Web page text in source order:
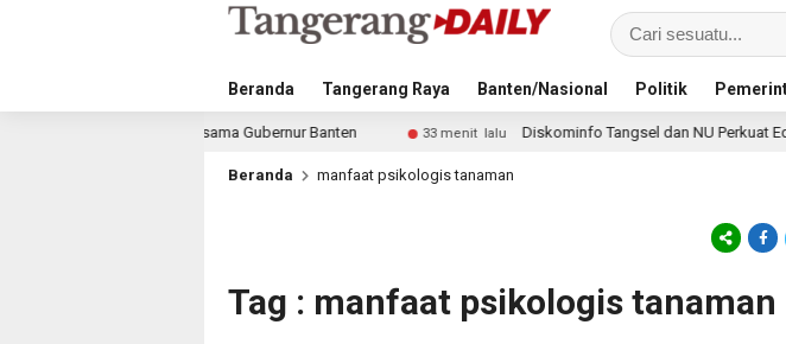
Beranda Tangerang Raya Banten/Nasional Politik
Gratis Bersama Gubernur Banten 33 menit lalu Diskominfo Tangsel dan NU Perkuat Edukasi Digital
Beranda manfaat psikologis tanaman
Tag : manfaat psikologis tanaman